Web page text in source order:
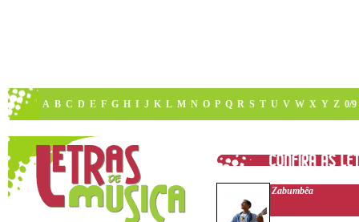
A B C D E F G H I J K L M N O P Q R S T U V W X Y Z 0/9
Zabumbêa